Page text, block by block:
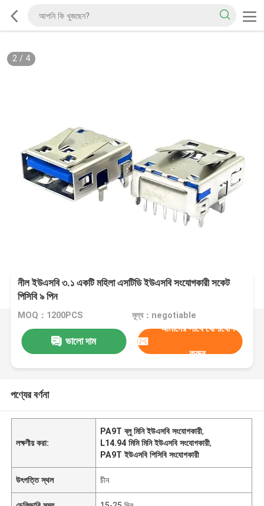
2/ 4
নীল ইউএসবি ৩.১ একটি মহিলা এসটিডি ইউএসবি সংযোগকারী সকেট
পিসিবি ৯ পিন
MOQ：1200PCS মূল্য：negotiable
ভালো দাম
আমাদের সাথে যোগাযোগ
করুন
পণ্যের বর্ণনা
লক্ষণীয় করা:
PA9T ব্লু মিনি ইউএসবি সংযোগকারী,
L14.94 মিমি মিনি ইউএসবি সংযোগকারী,
PA9T ইউএসবি পিসিবি সংযোগকারী
উৎপত্তি স্থল চীন